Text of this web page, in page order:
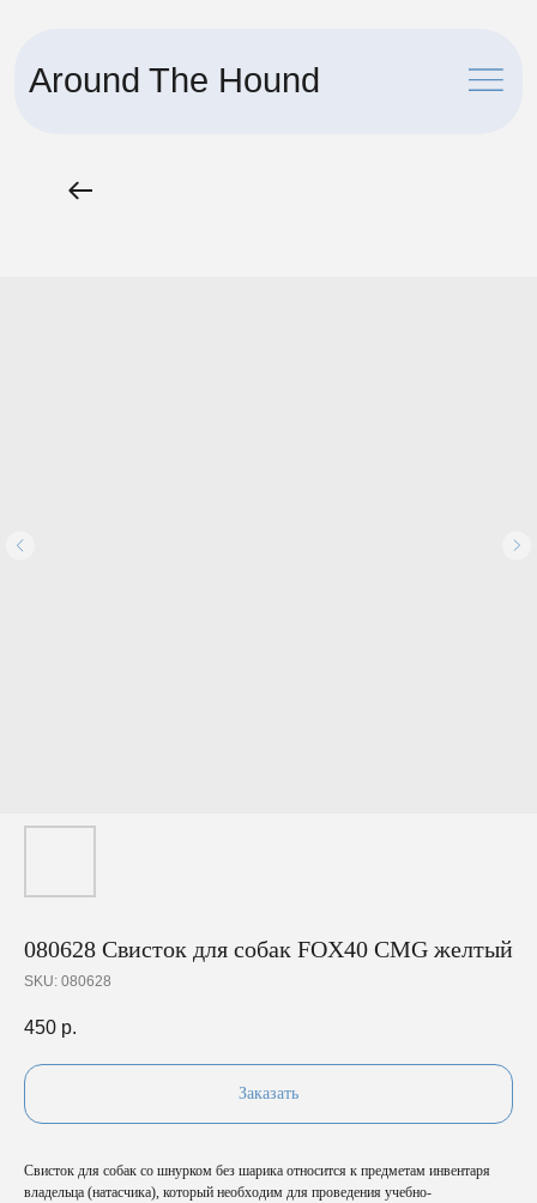
Around The Hound
080628 Свисток для собак FOX40 CMG желтый
SKU: 080628
450 р.
Заказать
Свисток для собак со шнурком без шарика относится к предметам инвентаря
владельца (натасчика), который необходим для проведения учебно-